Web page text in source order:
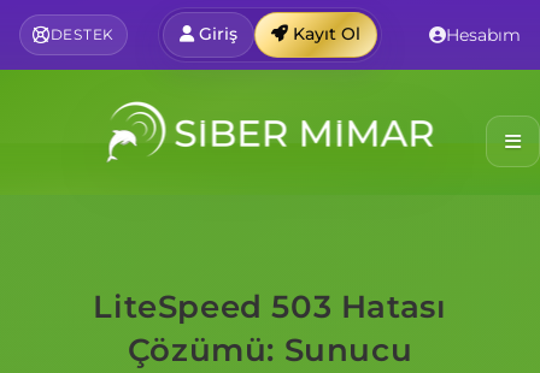
DESTEK Giriş Kayıt Ol Hesabım
LiteSpeed 503 Hatası
Çözümü: Sunucu